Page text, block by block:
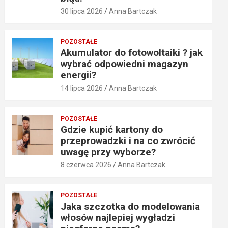
30 lipca 2026 Anna Bartczak
POZOSTAŁE
Akumulator do fotowoltaiki ? jak
wybrać odpowiedni magazyn
energii?
14 lipca 2026 Anna Bartczak
POZOSTAŁE
Gdzie kupić kartony do
przeprowadzki i na co zwrócić
uwagę przy wyborze?
8 czerwca 2026 Anna Bartczak
POZOSTAŁE
Jaka szczotka do modelowania
włosów najlepiej wygładzi